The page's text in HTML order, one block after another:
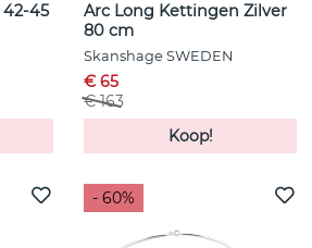
45
Arc Long Kettingen Zilver
80 cm
Skanshage SWEDEN
€ 65
€ 163
Koop!
- 60%